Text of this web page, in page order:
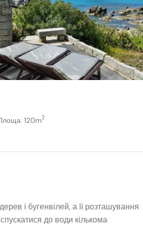
120m2
і бугенвілей, а її розташування
до води кількома